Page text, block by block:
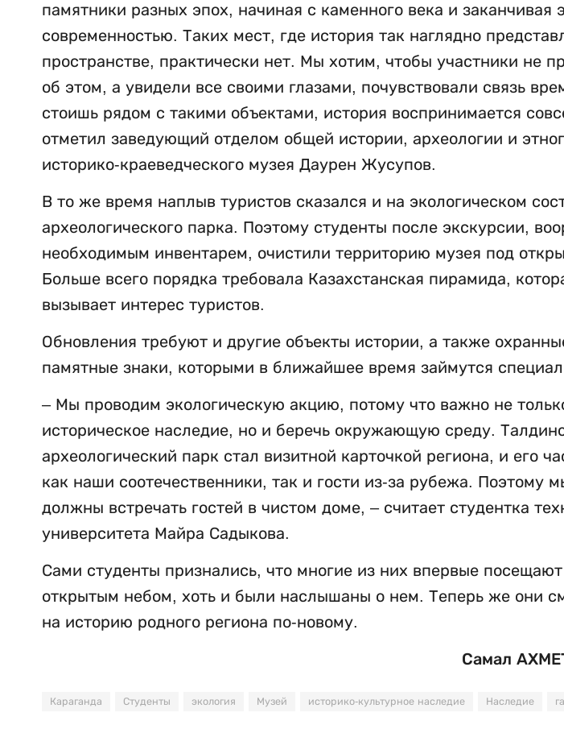
памятники разных эпох, начиная с каменного века и заканчивая
современностью. Таких мест, где история так наглядно
пространстве, практически нет. Мы хотим, чтобы участники не
об этом, а увидели все своими глазами, почувствовали связь
стоишь рядом с такими объектами, история воспринимается
отметил заведующий отделом общей истории, археологии и
историко-краеведческого музея Даурен Жусупов.
В то же время наплыв туристов сказался и на экологическом
археологического парка. Поэтому студенты после экскурсии,
необходимым инвентарем, очистили территорию музея под
Больше всего порядка требовала Казахстанская пирамида,
вызывает интерес туристов.
Обновления требуют и другие объекты истории, а также
памятные знаки, которыми в ближайшее время займутся
– Мы проводим экологическую акцию, потому что важно не
историческое наследие, но и беречь окружающую среду.
археологический парк стал визитной карточкой региона, и его
как наши соотечественники, так и гости из-за рубежа. Поэтому
должны встречать гостей в чистом доме, – считает студентка
университета Майра Садыкова.
Сами студенты признались, что многие из них впервые
открытым небом, хоть и были наслышаны о нем. Теперь же они
на историю родного региона по-новому.
Самал
Караганда Студенты экология Музей историко-культурное наследие Наследие